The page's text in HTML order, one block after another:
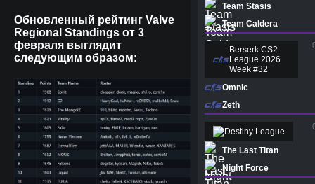
Обновленный рейтинг Valve
Regional Standings от 3
февраля выглядит
следующим образом:
Team Stasis
Team Caldera
Berserk CS2
League 2026
Week #32
Omnic
Zeth
Destiny League
The Last Titan
Night Force